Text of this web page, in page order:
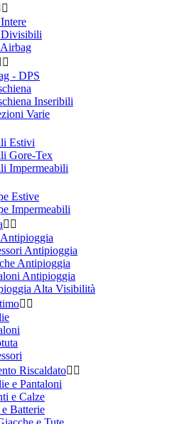

Divisibili

- DPS
Inseribili
Varie
Estivi
Gore-Tex
Impermeabili
Estive
Impermeabili
 
Antipioggia
Antipioggia
Antipioggia
Alta Visibilità
 
Riscaldato 
e Pantaloni
e Calze
Batterie